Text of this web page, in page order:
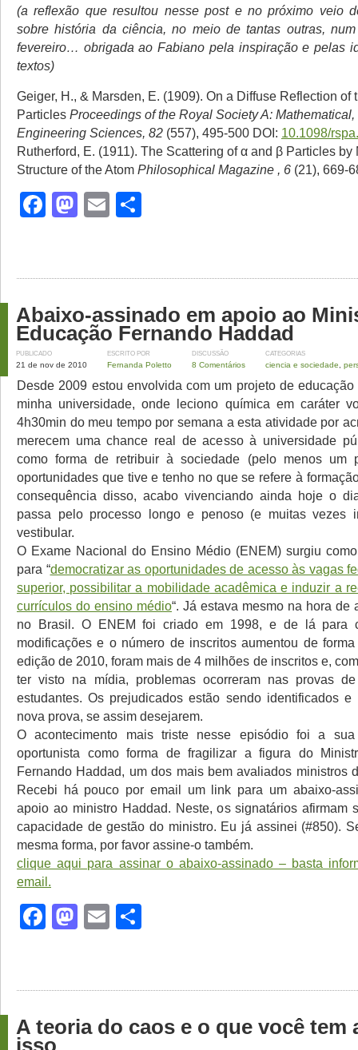
(a reflexão que resultou nesse post e no próximo veio
sobre história da ciência, no meio de tantas outras,
fevereiro… obrigada ao Fabiano pela inspiração e pelas
textos)
Geiger, H., & Marsden, E. (1909). On a Diffuse Reflection of
Particles Proceedings of the Royal Society A:
Engineering Sciences, 82 (557), 495-500 DOI: 10.1098/
Rutherford, E. (1911). The Scattering of α and β Particles by
Structure of the Atom Philosophical Magazine , 6 (21), 669-
Facebook
Mastodon
Email
Abaixo-assinado em apoio ao
Educação Fernando Haddad
PUBLICADO
21 de nov de 2010
ESCRITO POR
Fernanda Poletto
DISCUSSÃO
8 Comentários
CATEGORIAS
ciencia e sociedade
Desde 2009 estou envolvida com um projeto de
minha universidade, onde leciono química em caráter
4h30min do meu tempo por semana a esta atividade por
merecem uma chance real de acesso à universidade
como forma de retribuir à sociedade (pelo menos um
oportunidades que tive e tenho no que se refere à
consequência disso, acabo vivenciando ainda hoje o
passa pelo processo longo e penoso (e muitas vezes
vestibular.
O Exame Nacional do Ensino Médio (ENEM) surgiu
para “democratizar as oportunidades de acesso às vagas
superior, possibilitar a mobilidade acadêmica e induzir a
currículos do ensino médio“. Já estava mesmo na hora de
no Brasil. O ENEM foi criado em 1998, e de lá para
modificações e o número de inscritos aumentou de
edição de 2010, foram mais de 4 milhões de inscritos e,
ter visto na mídia, problemas ocorreram nas provas
estudantes. Os prejudicados estão sendo identificados e
nova prova, se assim desejarem.
O acontecimento mais triste nesse episódio foi a sua
oportunista como forma de fragilizar a figura do
Fernando Haddad, um dos mais bem avaliados ministros
Recebi há pouco por email um link para um abaixo-
apoio ao ministro Haddad. Neste, os signatários afirmam
capacidade de gestão do ministro. Eu já assinei (#850).
mesma forma, por favor assine-o também.
clique aqui para assinar o abaixo-assinado – basta
email.
Facebook
Mastodon
Email
A teoria do caos e o que você tem
isso